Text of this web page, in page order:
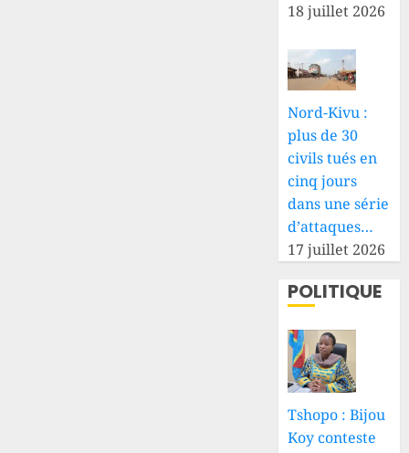
18 juillet 2026
Nord-Kivu :
plus de 30
civils tués en
cinq jours
dans une série
d’attaques…
17 juillet 2026
POLITIQUE
Tshopo : Bijou
Koy conteste